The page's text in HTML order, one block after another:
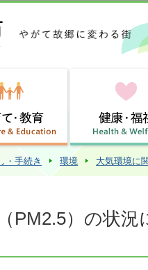
この
・手続き 環境 大気環境に
PM2.5）の状況